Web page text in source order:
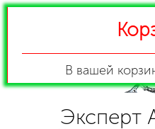
Эксперт
В вашей